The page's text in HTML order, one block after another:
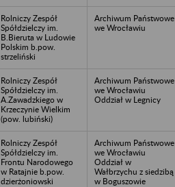
Rolniczy Zespół
Spółdzielczy im.
B.Bieruta w Ludowie
Polskim b.pow.
strzeliński
Archiwum Państwowe
we Wrocławiu
Rolniczy Zespół
Spółdzielczy im.
A.Zawadzkiego w
Krzeczynie Wielkim
(pow. lubiński)
Archiwum Państwowe
we Wrocławiu
Oddział w Legnicy
Rolniczy Zespół
Spółdzielczy im.
Frontu Narodowego
w Ratajnie b.pow.
dzierżoniowski
Archiwum Państwowe
we Wrocławiu
Oddział w
Wałbrzychu z siedzibą
w Boguszowie